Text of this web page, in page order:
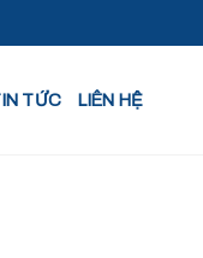
TỨC LIÊN HỆ